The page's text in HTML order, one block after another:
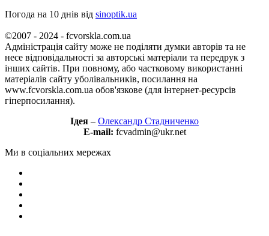
Погода на 10 днів від sinoptik.ua
©2007 - 2024 - fcvorskla.com.ua
Адміністрація сайту може не поділяти думки авторів та не
несе відповідальності за авторські матеріали та передрук з
інших сайтів. При повному, або частковому використанні
матеріалів сайту уболівальників, посилання на
www.fcvorskla.com.ua обов'язкове (для інтернет-ресурсів
гіперпосилання).
Ідея – Олександр Стадниченко
E-mail: fcvadmin@ukr.net
Ми в соціальних мережах